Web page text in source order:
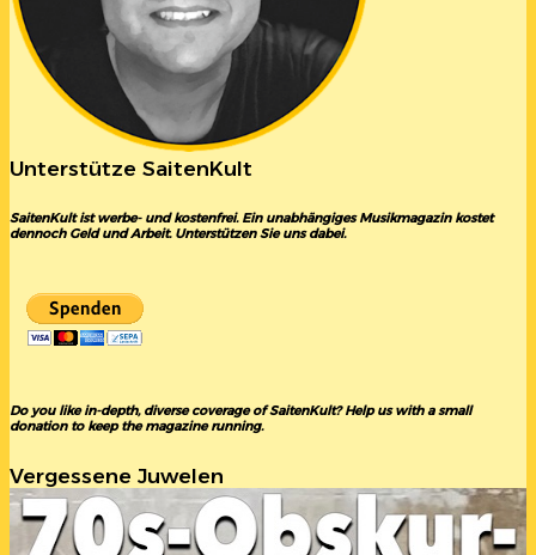
Unterstütze SaitenKult
SaitenKult ist werbe- und kostenfrei. Ein unabhängiges Musikmagazin kostet
dennoch Geld und Arbeit. Unterstützen Sie uns dabei.
Do you like in-depth, diverse coverage of SaitenKult? Help us with a small
donation to keep the magazine running.
Vergessene Juwelen